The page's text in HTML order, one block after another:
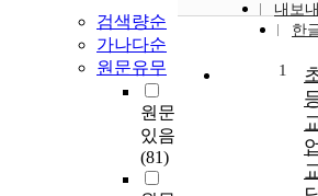
검색량순
가나다순
원문유무
원문
있음
(81)
내보
한
1